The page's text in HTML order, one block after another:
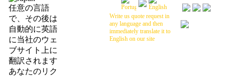
任意の言語
で、その後は
自動的に英語
に当社のウェ
ブサイト上に
翻訳されます
あなたのリク
Write us quote request in
any language and then
immediately translate it to
English on our site